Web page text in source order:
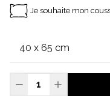
Je souhaite mon